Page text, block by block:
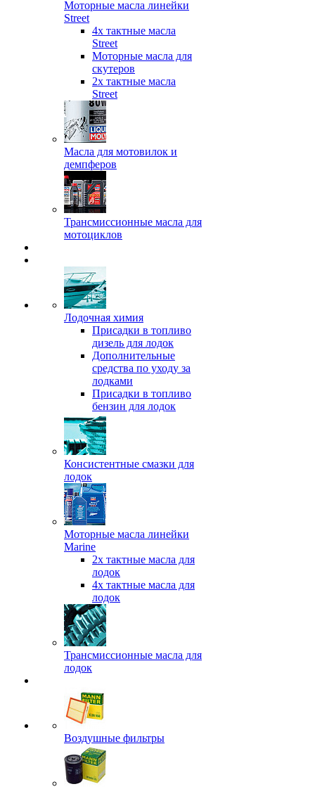
Моторные масла линейки
Street
4х тактные масла
Street
Моторные масла для
скутеров
2х тактные масла
Street
Масла для мотовилок и
демпферов
Трансмиссионные масла для
мотоциклов
Лодочная химия
Присадки в топливо
дизель для лодок
Дополнительные
средства по уходу за
лодками
Присадки в топливо
бензин для лодок
Консистентные смазки для
лодок
Моторные масла линейки
Marine
2х тактные масла для
лодок
4х тактные масла для
лодок
Трансмиссионные масла для
лодок
Воздушные фильтры